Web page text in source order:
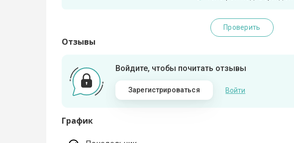
Проверить
Отзывы
Войдите, чтобы почитать отзывы
Зарегистрироваться Войти
График